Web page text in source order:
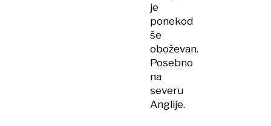
je
ponekod
še
oboževan.
Posebno
na
severu
Anglije.